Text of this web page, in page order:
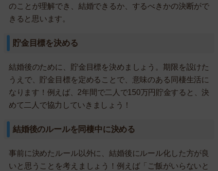
のことが理解でき、結婚できるか、するべきかの決断がで
きると思います。
貯金目標を決める
結婚後のために、貯金目標を決めましょう。期限を設けた
うえで、貯金目標を定めることで、意味のある同棲生活に
なります！例えば、2年間で二人で150万円貯金すると、決
めて二人で協力していきましょう！
結婚後のルールを同棲中に決める
事前に決めたルール以外に、結婚後にルール化した方が良
いと思うことを考えましょう！例えば「ご飯がいらないと